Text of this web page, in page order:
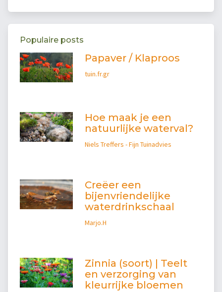
Populaire posts
Papaver / Klaproos
tuin.fr.gr
Hoe maak je een
natuurlijke waterval?
Niels Treffers - Fijn Tuinadvies
Creëer een
bijenvriendelijke
waterdrinkschaal
Marjo.H
Zinnia (soort) | Teelt
en verzorging van
kleurrijke bloemen